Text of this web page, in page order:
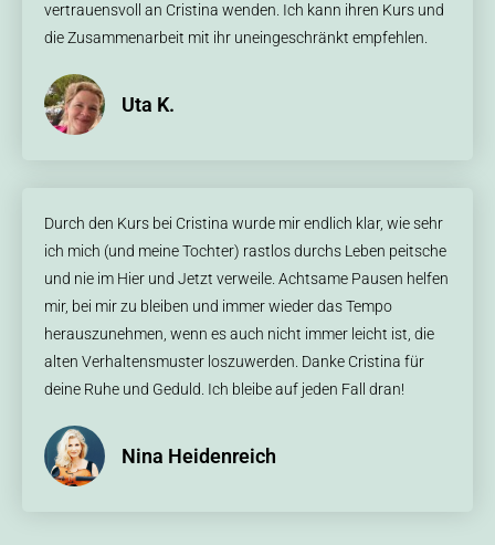
vertrauensvoll an Cristina wenden. Ich kann ihren Kurs und
die Zusammenarbeit mit ihr uneingeschränkt empfehlen.
Uta K.
Durch den Kurs bei Cristina wurde mir endlich klar, wie sehr
ich mich (und meine Tochter) rastlos durchs Leben peitsche
und nie im Hier und Jetzt verweile. Achtsame Pausen helfen
mir, bei mir zu bleiben und immer wieder das Tempo
herauszunehmen, wenn es auch nicht immer leicht ist, die
alten Verhaltensmuster loszuwerden. Danke Cristina für
deine Ruhe und Geduld. Ich bleibe auf jeden Fall dran!
Nina Heidenreich